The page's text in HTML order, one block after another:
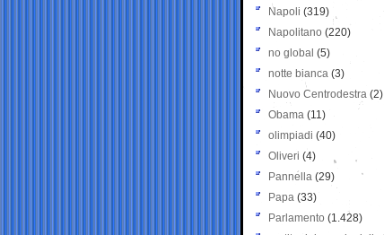
Napoli (319)
Napolitano (220)
no global (5)
notte bianca (3)
Nuovo Centrodestra (2)
Obama (11)
olimpiadi (40)
Oliveri (4)
Pannella (29)
Papa (33)
Parlamento (1.428)